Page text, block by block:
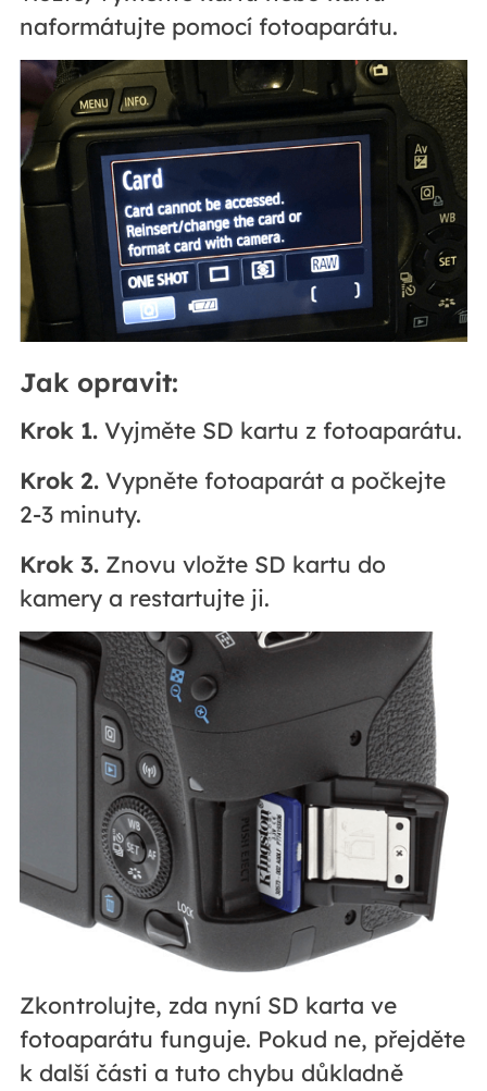
naformátujte pomocí fotoaparátu.
Jak opravit:
Krok 1.Vyjměte SD kartu z fotoaparátu.
Krok 2.Vypněte fotoaparát a počkejte
2-3 minuty.
Krok 3.Znovu vložte SD kartu do
kamery a restartujte ji.
Zkontrolujte, zda nyní SD karta ve
fotoaparátu funguje. Pokud ne, přejděte
k další části a tuto chybu důkladně